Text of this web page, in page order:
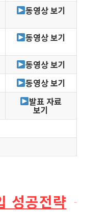
동영상 보기
동영상 보기
동영상 보기
동영상 보기
발표 자료
보기
성공전략